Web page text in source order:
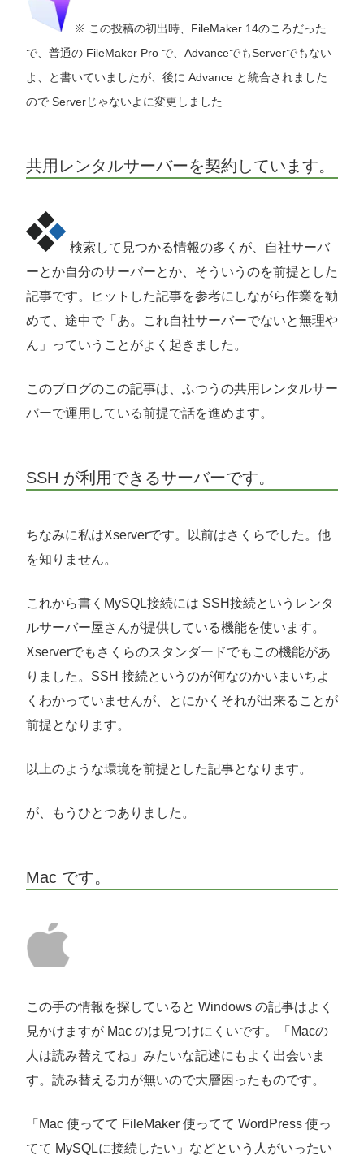
※ この投稿の初出時、FileMaker 14のころだった
で、普通の FileMaker Pro で、AdvanceでもServerでもない
よ、と書いていましたが、後に Advance と統合されました
ので Serverじゃないよに変更しました
共用レンタルサーバーを契約しています。
検索して見つかる情報の多くが、自社サーバ
ーとか自分のサーバーとか、そういうのを前提とした
記事です。ヒットした記事を参考にしながら作業を勧
めて、途中で「あ。これ自社サーバーでないと無理や
ん」っていうことがよく起きました。
このブログのこの記事は、ふつうの共用レンタルサー
バーで運用している前提で話を進めます。
SSH が利用できるサーバーです。
ちなみに私はXserverです。以前はさくらでした。他
を知りません。
これから書くMySQL接続には SSH接続というレンタ
ルサーバー屋さんが提供している機能を使います。
Xserverでもさくらのスタンダードでもこの機能があ
りました。SSH 接続というのが何なのかいまいちよ
くわかっていませんが、とにかくそれが出来ることが
前提となります。
以上のような環境を前提とした記事となります。
が、もうひとつありました。
Mac です。
この手の情報を探していると Windows の記事はよく
見かけますが Mac のは見つけにくいです。「Macの
人は読み替えてね」みたいな記述にもよく出会いま
す。読み替える力が無いので大層困ったものです。
「Mac 使ってて FileMaker 使ってて WordPress 使っ
てて MySQLに接続したい」などという人がいったい